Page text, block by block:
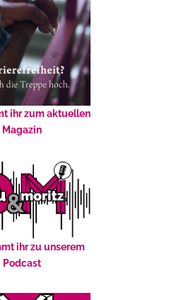
ihr zum aktuellen
Magazin
ihr zu unserem
Podcast